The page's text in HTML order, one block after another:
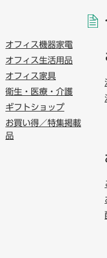
オフィス機器家電
オフィス生活用品
オフィス家具
衛生・医療・介護
ギフトショップ
お買い得／特集掲載
品